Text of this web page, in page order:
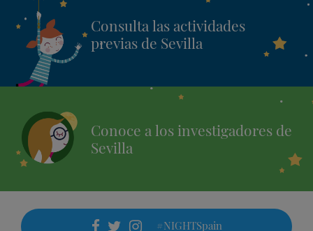
Consulta las actividades
previas de Sevilla
Conoce a los investigadores de
Sevilla
#NIGHTSpain